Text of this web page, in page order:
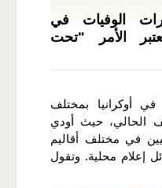
الوفيات في
الأمر "تحت
في أوكرانيا بمختلف
الحالي، حيث أودي
في مختلف أقاليم
إعلام محلية. وتقول